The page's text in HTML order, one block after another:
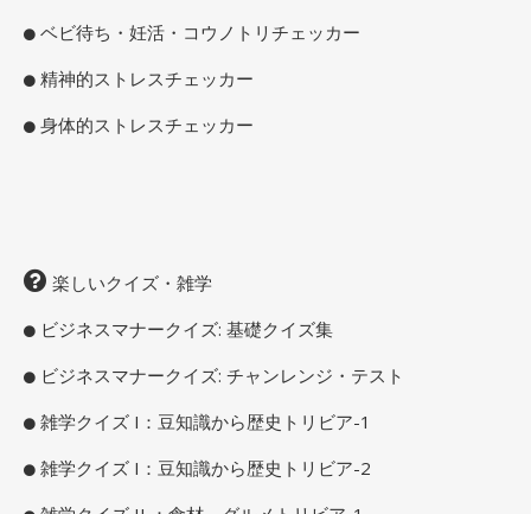
ベビ待ち・妊活・コウノトリチェッカー
精神的ストレスチェッカー
身体的ストレスチェッカー
楽しいクイズ・雑学
ビジネスマナークイズ: 基礎クイズ集
ビジネスマナークイズ: チャンレンジ・テスト
雑学クイズ I：豆知識から歴史トリビア-1
雑学クイズ I：豆知識から歴史トリビア-2